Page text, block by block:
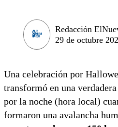
Redacción
29 de octubre
Una celebración por
transformó en una
por la noche (hora local)
formaron una avalancha